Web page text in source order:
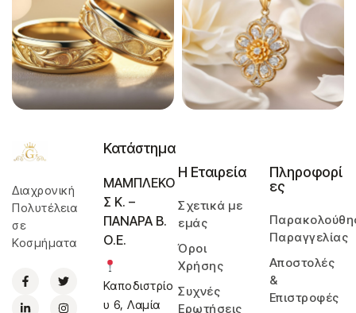
Διαχρονική
Πολυτέλεια
σε
Κοσμήματα
Η Εταιρεία
Σχετικά με
εμάς
Όροι
Χρήσης
Συχνές
Ερωτήσεις
Πληροφορί
ες
Παραγγελίας
Αποστολές
&
Επιστροφές
Κατάστημα
ΜΑΜΠΛΕΚΟ
Σ Κ. –
ΠΑΝΑΡΑ Β.
Ο.Ε.
Καποδιστρίο
υ 6, Λαμία